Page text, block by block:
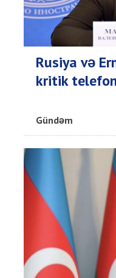
Rusiya və
kritik telefon
Gündəm